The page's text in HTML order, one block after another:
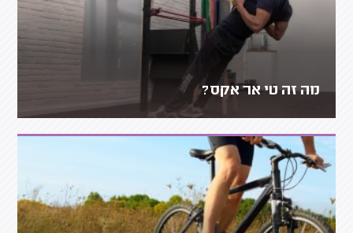
מה זה טי אר אקס?